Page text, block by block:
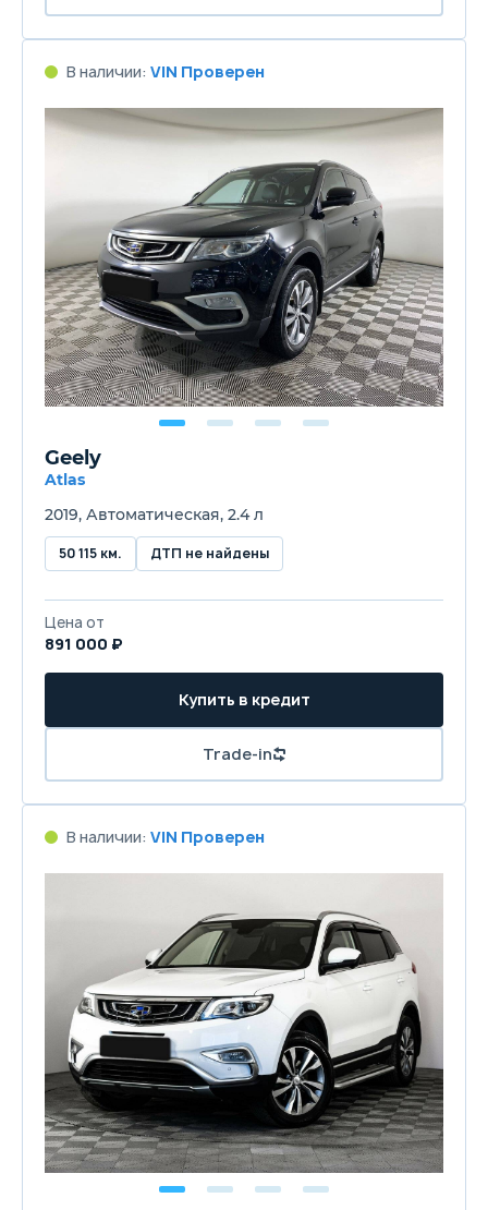
В наличии: VIN Проверен
Geely
Atlas
2019, Автоматическая, 2.4 л
50 115 км. ДТП не найдены
Цена от
891 000 ₽
Купить в кредит
Trade-in
В наличии: VIN Проверен